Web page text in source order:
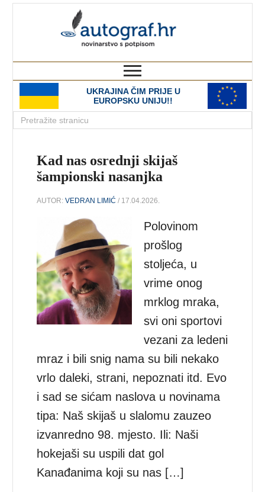
UKRAJINA ČIM PRIJE U
EUROPSKU UNIJU!!
Kad nas osrednji skijaš
šampionski nasanjka
AUTOR:VEDRAN LIMIĆ / 17.04.2026.
Polovinom
prošlog
stoljeća, u
vrime onog
mrklog mraka,
svi oni sportovi
vezani za ledeni
mraz i bili snig nama su bili nekako
vrlo daleki, strani, nepoznati itd. Evo
i sad se sićam naslova u novinama
tipa: Naš skijaš u slalomu zauzeo
izvanredno 98. mjesto. Ili: Naši
hokejaši su uspili dat gol
Kanađanima koji su nas […]